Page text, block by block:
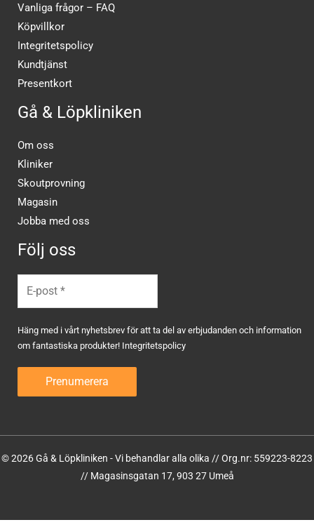
Vanliga frågor – FAQ
Köpvillkor
Integritetspolicy
Kundtjänst
Presentkort
Gå & Löpkliniken
Om oss
Kliniker
Skoutprovning
Magasin
Jobba med oss
Följ oss
Häng med i vårt nyhetsbrev för att ta del av erbjudanden och information
om fantastiska produkter! Integritetspolicy
© 2026 Gå & Löpkliniken - Vi behandlar alla olika // Org.nr: 559223-8223
// Magasinsgatan 17, 903 27 Umeå